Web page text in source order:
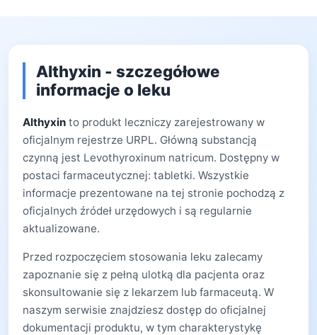
Althyxin - szczegółowe
informacje o leku
Althyxin to produkt leczniczy zarejestrowany w
oficjalnym rejestrze URPL. Główną substancją
czynną jest Levothyroxinum natricum. Dostępny w
postaci farmaceutycznej: tabletki. Wszystkie
informacje prezentowane na tej stronie pochodzą z
oficjalnych źródeł urzędowych i są regularnie
aktualizowane.
Przed rozpoczęciem stosowania leku zalecamy
zapoznanie się z pełną ulotką dla pacjenta oraz
skonsultowanie się z lekarzem lub farmaceutą. W
naszym serwisie znajdziesz dostęp do oficjalnej
dokumentacji produktu, w tym charakterystykę